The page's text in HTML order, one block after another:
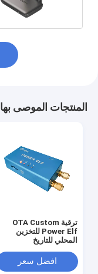
المنتجات الموصى بها
ترقية OTA Custom
Power Elf للتخزين
المحلي للتاريخ
افضل سعر